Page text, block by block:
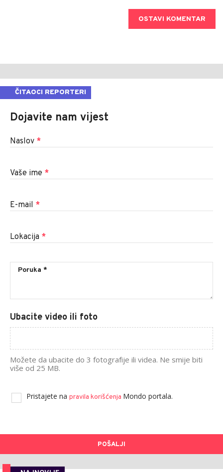
OSTAVI KOMENTAR
ČITAOCI REPORTERI
Dojavite nam vijest
Naslov *
Vaše ime *
E-mail *
Lokacija *
Ubacite video ili foto
Možete da ubacite do 3 fotografije ili videa. Ne smije biti
više od 25 MB.
Pristajete na pravila korišćenja Mondo portala.
POŠALJI